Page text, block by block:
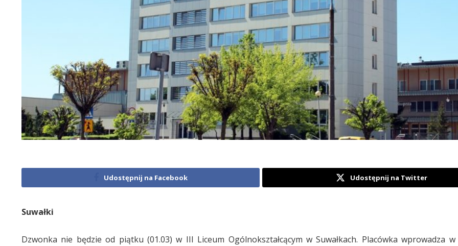
Udostępnij na Facebook Udostępnij na Twitter
Suwałki
Dzwonka nie będzie od piątku (01.03) w III Liceum Ogólnokształcącym w Suwałkach. Placówka wprowadza